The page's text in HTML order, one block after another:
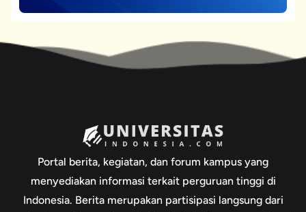
Portal berita, kegiatan, dan forum kampus yang
menyediakan informasi terkait perguruan tinggi di
Indonesia. Berita merupakan partisipasi langsung dari